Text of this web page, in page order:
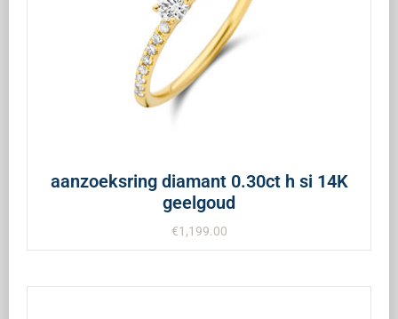
aanzoeksring diamant 0.30ct h si 14K
geelgoud
€1,199.00